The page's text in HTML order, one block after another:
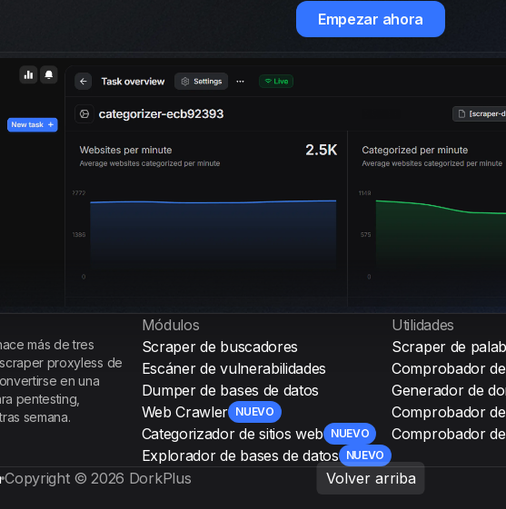
Empezar ahora
más de tres
proxyless de
en una
pentesting,
semana.
Módulos
Scraper de buscadores
Escáner de vulnerabilidades
Dumper de bases de datos
Web Crawler NUEVO
Categorizador de sitios web NUEVO
Explorador de bases de datos NUEVO
Utilidades
Scraper de
Comprobador
Generador de
Comprobador
Comprobador
Volver arriba
Copyright © 2026 DorkPlus